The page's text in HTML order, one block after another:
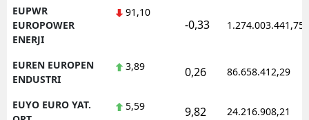
EUPWR
EUROPOWER
ENERJI
91,10
-0,33 1.274.003.441,75
EUREN EUROPEN
ENDUSTRI
3,89 0,26 86.658.412,29
EUYO EURO YAT.
5,59 9,82 24.216.908,21